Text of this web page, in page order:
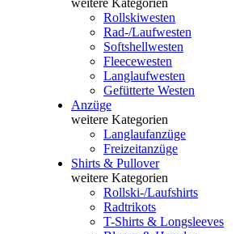
weitere Kategorien
Rollskiwesten
Rad-/Laufwesten
Softshellwesten
Fleecewesten
Langlaufwesten
Gefütterte Westen
Anzüge
weitere Kategorien
Langlaufanzüge
Freizeitanzüge
Shirts & Pullover
weitere Kategorien
Rollski-/Laufshirts
Radtrikots
T-Shirts & Longsleeves